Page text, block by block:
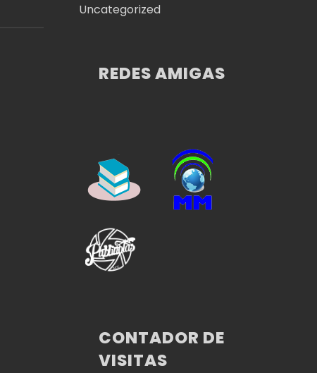
Uncategorized
REDES AMIGAS
CONTADOR DE
VISITAS